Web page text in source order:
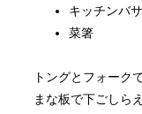
キッチンバ
菜箸
トングとフォーク
まな板で下ごしら